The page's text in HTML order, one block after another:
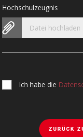
Hochschulzeugnis
Datei hochladen
Ich habe die
ZURÜCK